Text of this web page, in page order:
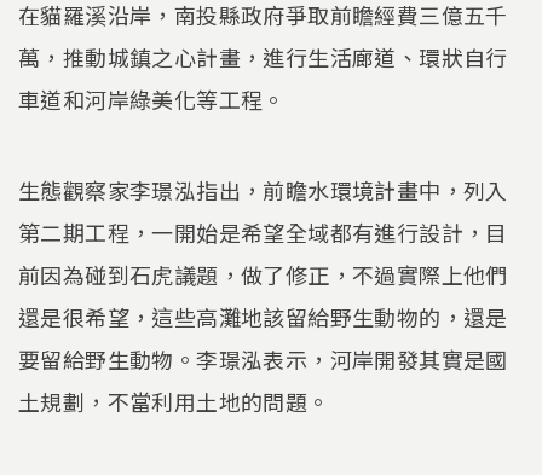
在貓羅溪沿岸，南投縣政府爭取前瞻經費三億五千
萬，推動城鎮之心計畫，進行生活廊道、環狀自行
車道和河岸綠美化等工程。
生態觀察家李璟泓指出，前瞻水環境計畫中，列入
第二期工程，一開始是希望全域都有進行設計，目
前因為碰到石虎議題，做了修正，不過實際上他們
還是很希望，這些高灘地該留給野生動物的，還是
要留給野生動物。李璟泓表示，河岸開發其實是國
土規劃，不當利用土地的問題。